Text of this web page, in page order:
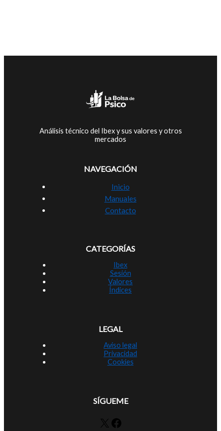
Análisis técnico del Ibex y sus valores y otros
mercados
NAVEGACIÓN
Inicio
Manuales
Contacto
CATEGORÍAS
Ibex
Sesión
Valores
Índices
LEGAL
Aviso legal
Privacidad
Cookies
SÍGUEME
X Facebook